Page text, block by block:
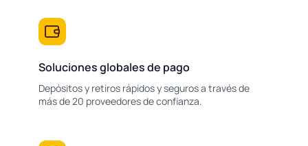
Soluciones globales de pago
Depósitos y retiros rápidos y seguros a través de
más de 20 proveedores de confianza.